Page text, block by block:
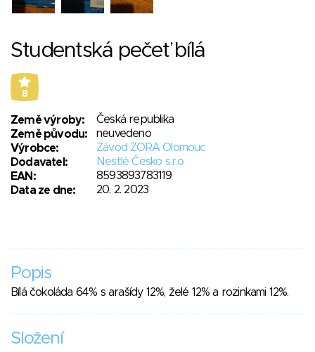
Studentská pečeť bílá
8
Země výroby:
Česká republika
Země původu:
neuvedeno
Výrobce:
Závod ZORA Olomouc
Dodavatel:
Nestlé Česko s.r.o
EAN:
8593893783119
Data ze dne:
20. 2. 2023
Popis
Bílá čokoláda 64% s arašídy 12%, želé 12% a rozinkami 12%.
Složení